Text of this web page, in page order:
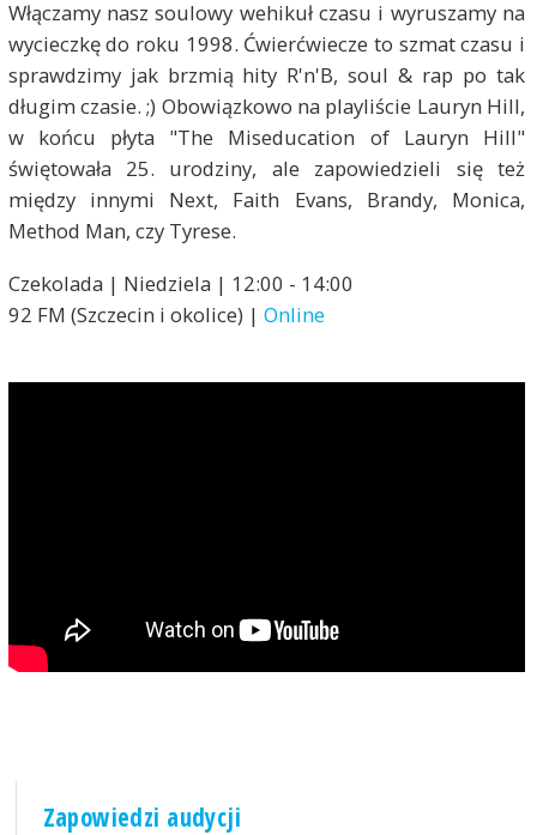
Włączamy nasz soulowy wehikuł czasu i wyruszamy na
wycieczkę do roku 1998. Ćwierćwiecze to szmat czasu i
sprawdzimy jak brzmią hity R'n'B, soul & rap po tak
długim czasie. ;) Obowiązkowo na playliście Lauryn Hill,
w końcu płyta "The Miseducation of Lauryn Hill"
świętowała 25. urodziny, ale zapowiedzieli się też
między innymi Next, Faith Evans, Brandy, Monica,
Method Man, czy Tyrese.
Czekolada | Niedziela | 12:00 - 14:00
92 FM (Szczecin i okolice) | Online
Zapowiedzi audycji